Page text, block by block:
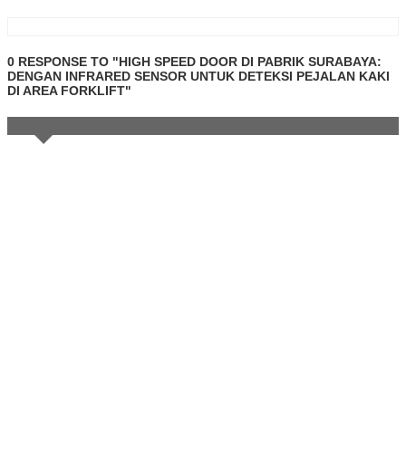
0 RESPONSE TO "HIGH SPEED DOOR DI PABRIK SURABAYA:
DENGAN INFRARED SENSOR UNTUK DETEKSI PEJALAN KAKI
DI AREA FORKLIFT"